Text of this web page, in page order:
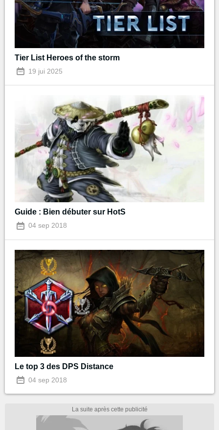
Tier List Heroes of the storm
19 jui 2025
Guide : Bien débuter sur HotS
04 sep 2018
Le top 3 des DPS Distance
04 sep 2018